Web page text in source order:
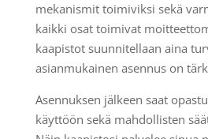
mekanismit toimiviksi sekä
kaikki osat toimivat
kaapistot suunnitellaan aina
asianmukainen asennus on
Asennuksen jälkeen saat
käyttöön sekä mahdollisten